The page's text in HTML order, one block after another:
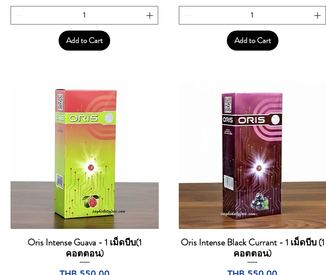
Add to Cart Add to Cart
Quick View
Oris Intense Guava - 1 เม็ดบีบ(1
คอตตอน)
Quick View
Oris Intense Black Currant - 1 เม็ดบีบ (1
คอตตอน)